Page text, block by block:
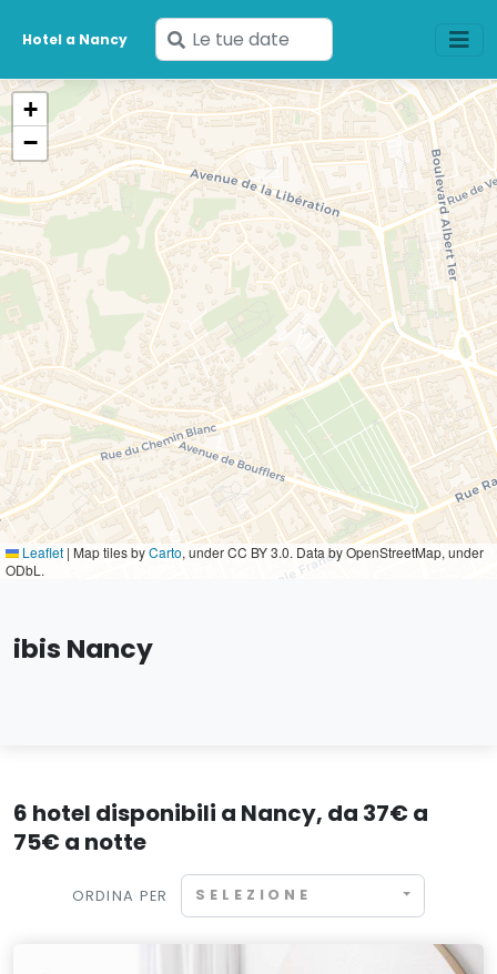
Hotel a Nancy
Inserisci
le
tue
date
+
−
Leaflet | Map tiles byCarto, under CC BY 3.0. Data by OpenStreetMap, under
ODbL.
ibis Nancy
6 hotel disponibili a Nancy, da 37€ a
75€ a notte
ORDINA PER SELEZIONE